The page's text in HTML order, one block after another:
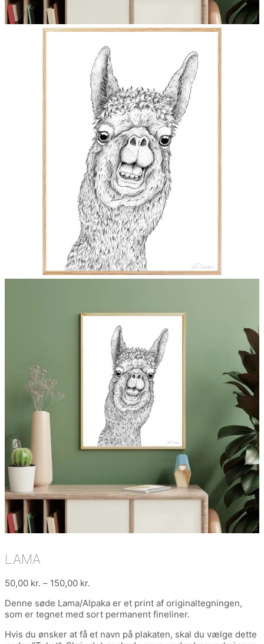
LAMA
50,00 kr. – 150,00 kr.
til
150,00 kr.
Denne søde Lama/Alpaka er et print af originaltegningen,
som er tegnet med sort permanent fineliner.
Hvis du ønsker at få et navn på plakaten, skal du vælge dette